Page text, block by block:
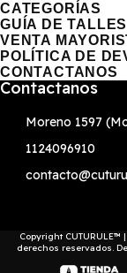
CATEGORÍAS
GUÍA DE TALLES
VENTA
POLÍTICA DE
CONTACTANOS
Contactanos
Moreno 1597
1124096910
Copyright CUTURULE™
derechos reservados.